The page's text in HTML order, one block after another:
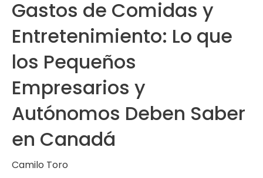
Gastos de Comidas y
Entretenimiento: Lo que
los Pequeños
Empresarios y
Autónomos Deben Saber
en Canadá
Camilo Toro